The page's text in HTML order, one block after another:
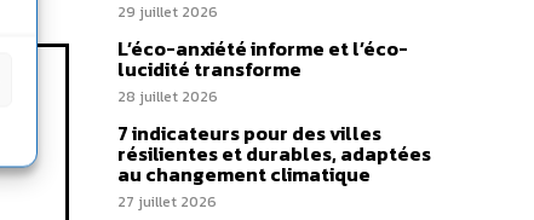
29 juillet 2026
L’éco-anxiété informe et l’éco-
lucidité transforme
28 juillet 2026
7 indicateurs pour des villes
résilientes et durables, adaptées
au changement climatique
27 juillet 2026